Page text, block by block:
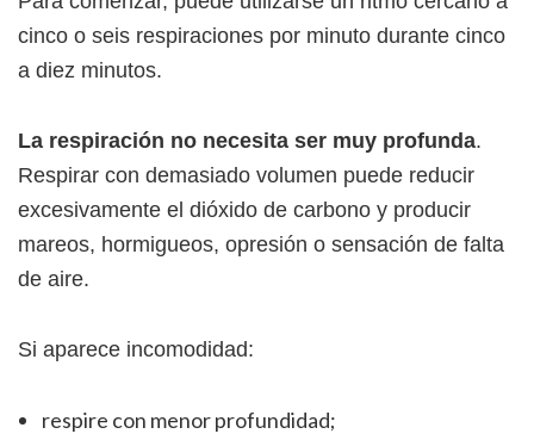
cinco o seis respiraciones por minuto durante cinco
a diez minutos.
La respiración no necesita ser muy profunda.
Respirar con demasiado volumen puede reducir
excesivamente el dióxido de carbono y producir
mareos, hormigueos, opresión o sensación de falta
de aire.
Si aparece incomodidad:
respire con menor profundidad;